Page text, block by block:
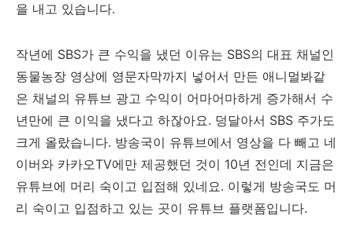
을 내고 있습니다.
작년에 SBS가 큰 수익을 냈던 이유는 SBS의 대표 채널인
동물농장 영상에 영문자막까지 넣어서 만든 애니멀봐같
은 채널의 유튜브 광고 수익이 어마어마하게 증가해서 수
년만에 큰 이익을 냈다고 하잖아요. 덩달아서 SBS 주가도
크게 올랐습니다. 방송국이 유튜브에서 영상을 다 빼고 네
이버와 카카오TV에만 제공했던 것이 10년 전인데 지금은
유튜브에 머리 숙이고 입점해 있네요. 이렇게 방송국도 머
리 숙이고 입점하고 있는 곳이 유튜브 플랫폼입니다.